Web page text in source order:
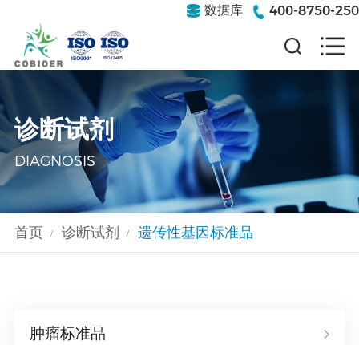
数据库 400-8750-250
诊断试剂
DIAGNOSIS
首页 / 诊断试剂 / 遗传性基因标准品
肿瘤标准品